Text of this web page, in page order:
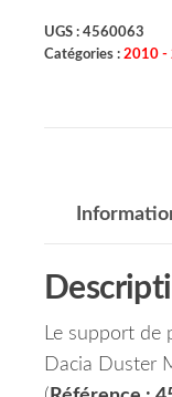
UGS : 4560063
Catégories : 2010 -
Le support de
Dacia Duster